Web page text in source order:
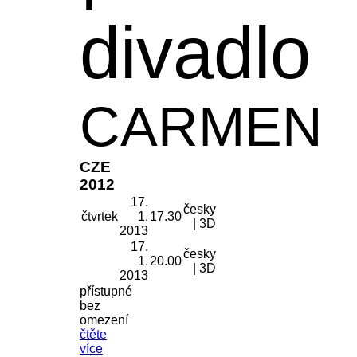
divadlo
CARMEN
CZE
2012
čtvrtek
17.
1.
2013
17.30
česky
| 3D
17.
1.
2013
20.00
česky
| 3D
přístupné
bez
omezení
čtěte
více